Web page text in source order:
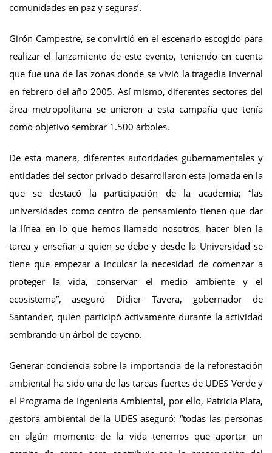
comunidades en paz y seguras’.
Girón Campestre, se convirtió en el escenario escogido para
realizar el lanzamiento de este evento, teniendo en cuenta
que fue una de las zonas donde se vivió la tragedia invernal
en febrero del año 2005. Así mismo, diferentes sectores del
área metropolitana se unieron a esta campaña que tenía
como objetivo sembrar 1.500 árboles.
De esta manera, diferentes autoridades gubernamentales y
entidades del sector privado desarrollaron esta jornada en la
que se destacó la participación de la academia; “las
universidades como centro de pensamiento tienen que dar
la línea en lo que hemos llamado nosotros, hacer bien la
tarea y enseñar a quien se debe y desde la Universidad se
tiene que empezar a inculcar la necesidad de comenzar a
proteger la vida, conservar el medio ambiente y el
ecosistema”, aseguró Didier Tavera, gobernador de
Santander, quien participó activamente durante la actividad
sembrando un árbol de cayeno.
Generar conciencia sobre la importancia de la reforestación
ambiental ha sido una de las tareas fuertes de UDES Verde y
el Programa de Ingeniería Ambiental, por ello, Patricia Plata,
gestora ambiental de la UDES aseguró: “todas las personas
en algún momento de la vida tenemos que aportar un